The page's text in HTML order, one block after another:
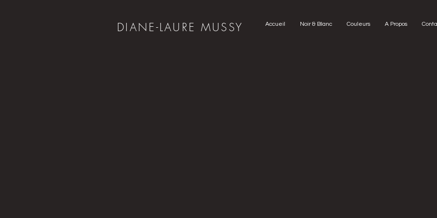
DIANE-LAURE MUS SY Accueil Noir & Blanc Couleurs A Propos